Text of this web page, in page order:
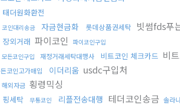
태더원화환전
코인대리송금 자금현금화 롯데상품권세탁 빗썸fds푸
장외거래 파이코인
파이코인구입
모든코인구입
재정거래세탁대행사 비트코인 체크카드 비
든코인고가매입
이더리움 usdc구입처
해외자금 횡령믹싱
핑세탁 무통코인 리플전송대행 테더코인송금 솔라